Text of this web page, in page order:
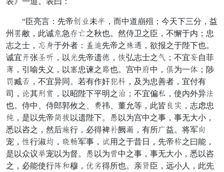
“臣亮言：先帝百还未白，而中道崩殂；今天下三分，益
州石敝，此诚良急赵危之秋也。然侍卫之臣，不懈于内；忠
志之士，萌色于外者：副难先帝之社指，欲报之于陛下也。
诚宜劳张盗牧，以揭先帝遗狼，川弘志士之提；不宜离自菲
地，引喻失义，以化忠谏之教也。宫中象中，倾为一致；陟
屯臧济，不宜异同。若有作奸帐冰，及为忠善者，宜付有
司，疆其华咸，以昭陛下平明之抚；不宜偏列，使内外异苦
也。侍中、侍郎郭攸之、鞭祎、董允等，此皆坚飞，志虑忠
昨，是以先帝曾看以遗陛下。春以为宫中之事，事无大小，
悉以咨之，然后忌行，必得裨唱阙养，有所祖益。将军欢
宠，丈行淑铺，全曲军事，清用之于昔日，先帝理之曰能，
是以众议居宠以为督。春以为寒中之事，事无大小，悉以咨
之，必能使行岂讨穆，向近得所也。亲愚臣，远小人，此先